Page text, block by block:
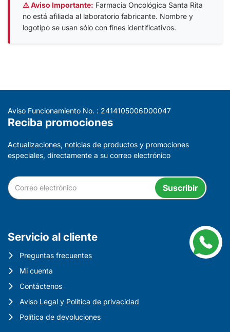
⚠️ Aviso Importante: Farmacia Oncológica Santa Rita
no está afiliada al laboratorio fabricante. Nombre y
logotipo se usan sólo con fines identificativos.
Aviso Funcionamiento No. : 2414105006D00047
Reciba promociones
Actualizaciones, noticias de productos y promociones
especiales, directamente a su correo electrónico
Suscribir
Servicio al cliente
Preguntas frecuentes
Mi cuenta
Contáctenos
Aviso Legal y Política de privacidad
Política de devoluciones